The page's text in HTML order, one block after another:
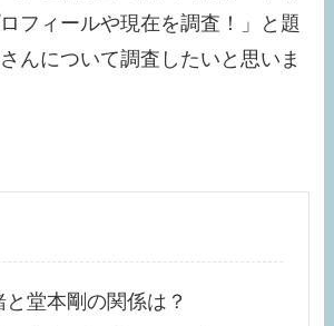
フィールや現在を調査！」と題
んについて調査したいと思いま
堂本剛の関係は？